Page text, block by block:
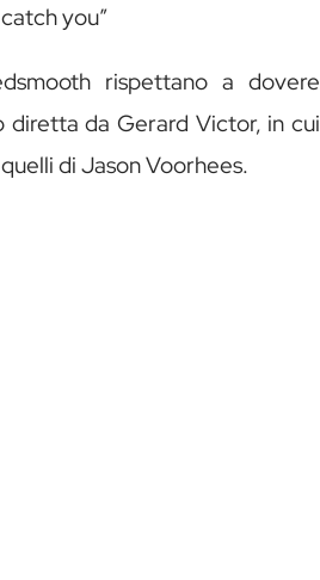
you”
rispettano a dovere
diretta da Gerard Victor, in cui
di Jason Voorhees.